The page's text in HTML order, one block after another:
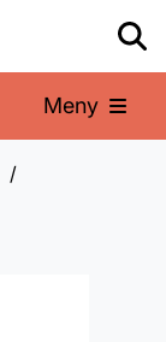
Meny